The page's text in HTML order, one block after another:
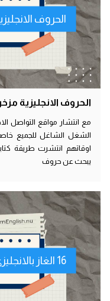
الحروف
الحروف الانجليزية
مع انتشار مواقع التواصل
الشغل الشاغل للجميع
اوقاتهم انتشرت طريقة
يبحث عن حروف
16 الغاز بالانجليزي مترجمة الغاز للاذكياء